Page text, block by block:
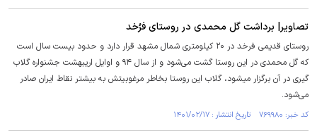
تصاویر| برداشت گل محمدی در روستای فرُخد
روستای قدیمی فرخد در ۲۰ کیلومتری شمال مشهد قرار دارد و حدود بیست سال است
که گل محمدی در این روستا گشت می‌شود و از سال ۹۴ و اوایل اریبهشت جشنواره گلاب
گیری در آن برگزار میشود، گلاب این روستا بخاطر مرغوبیتش به بیشتر نقاط ایران صادر
می‌شود.
کد خبر: ۷۶۹۹۸۰ تاریخ انتشار : ۱۴۰۱/۰۲/۱۷